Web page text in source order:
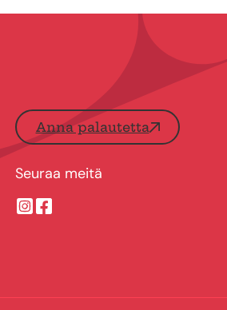
Anna palautetta
Seuraa meitä
Suonenjoen kaupungin Instragram
Suonenjoen kaupungin Facebook